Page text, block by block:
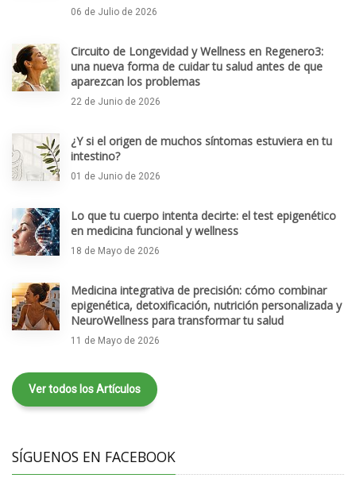
06 de Julio de 2026
Circuito de Longevidad y Wellness en Regenero3:
una nueva forma de cuidar tu salud antes de que
aparezcan los problemas
22 de Junio de 2026
¿Y si el origen de muchos síntomas estuviera en tu
intestino?
01 de Junio de 2026
Lo que tu cuerpo intenta decirte: el test epigenético
en medicina funcional y wellness
18 de Mayo de 2026
Medicina integrativa de precisión: cómo combinar
epigenética, detoxificación, nutrición personalizada y
NeuroWellness para transformar tu salud
11 de Mayo de 2026
Ver todos los Artículos
SÍGUENOS EN FACEBOOK